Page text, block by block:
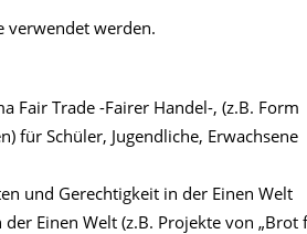
verwendet werden.
Fair Trade -Fairer Handel-, (z.B. Form
für Schüler, Jugendliche, Erwachsene
und Gerechtigkeit in der Einen Welt
Einen Welt (z.B. Projekte von „Brot